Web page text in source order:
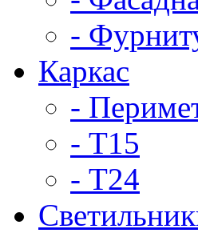
-
Каркас
-
- Т15
- Т24